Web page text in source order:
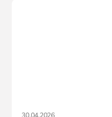
30.04.2026